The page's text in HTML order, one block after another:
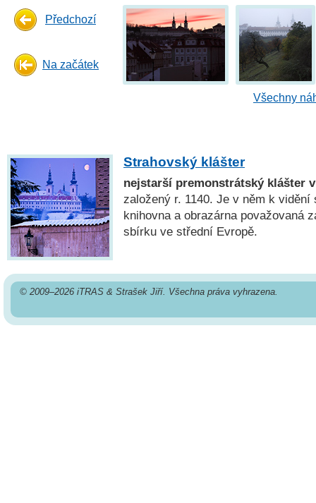
Předchozí
Na začátek
Všechny
Strahovský klášter
nejstarší premonstrátský klášter
založený r. 1140. Je v něm k vidění
knihovna a obrazárna považovaná
sbírku ve střední Evropě.
© 2009–2026 iTRAS & Strašek Jiří. Všechna práva vyhrazena.